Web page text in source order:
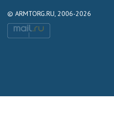
© ARMTORG.RU, 2006-2026